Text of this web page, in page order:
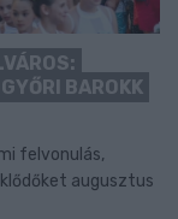
BAROKK
felvonulás,
augusztus